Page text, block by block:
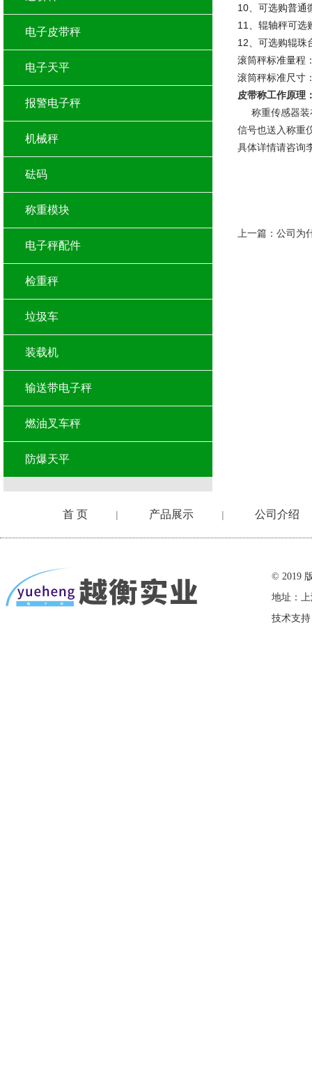
10、可选购普通
11、辊轴秤可选
12、可选购辊珠
滚筒秤标准量程
滚筒秤标准尺寸
皮带称工作原理
称重传感器装
信号也送入称重
具体详情请咨询
上一篇： 公司为
电子皮带秤
电子天平
报警电子秤
机械秤
砝码
称重模块
电子秤配件
检重秤
垃圾车
装载机
输送带电子秤
燃油叉车秤
防爆天平
首 页 | 产品展示 | 公司介绍
© 2019
地址：
技术支